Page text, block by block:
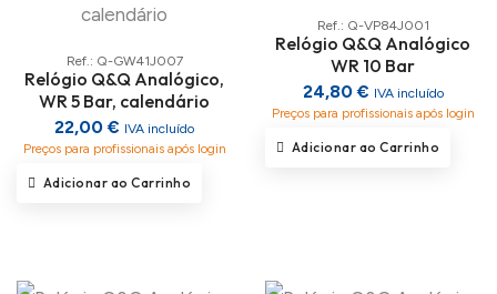
Ref.: Q-GW41J007
Relógio Q&Q Analógico,
WR 5 Bar, calendário
22,00 € IVA incluído
Preços para profissionais após login
Adicionar ao Carrinho
Ref.: Q-VP84J001
Relógio Q&Q Analógico
WR 10 Bar
24,80 € IVA incluído
Preços para profissionais após login
Adicionar ao Carrinho